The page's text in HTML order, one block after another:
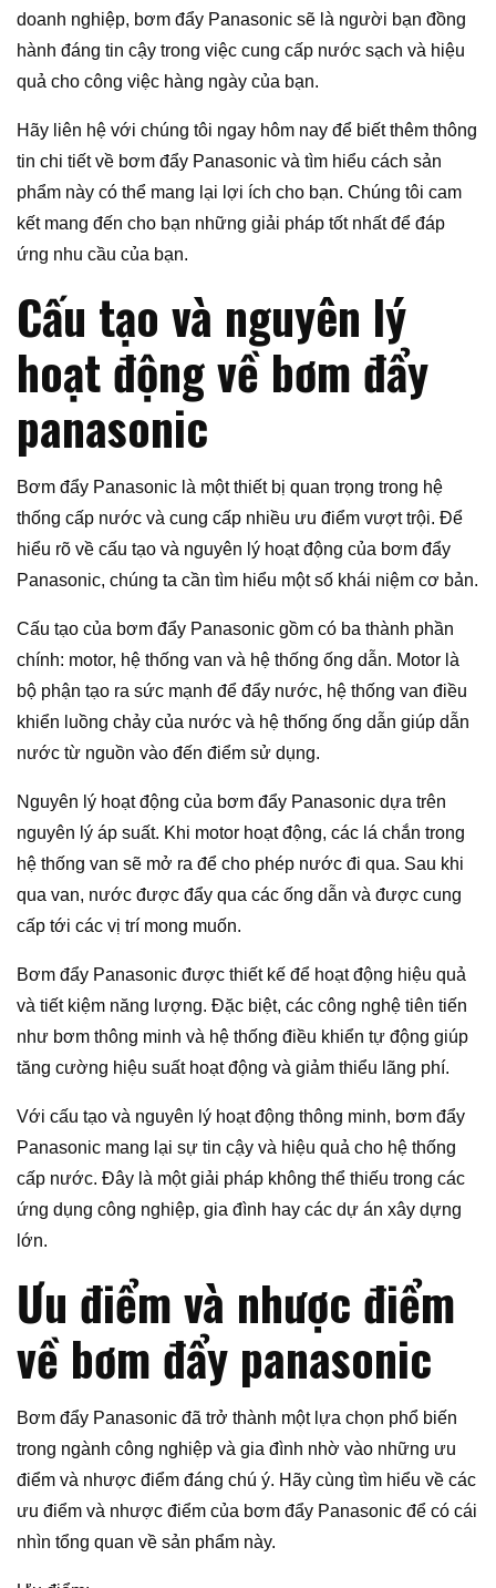
doanh nghiệp, bơm đẩy Panasonic sẽ là người bạn đồng
hành đáng tin cậy trong việc cung cấp nước sạch và hiệu
quả cho công việc hàng ngày của bạn.
Hãy liên hệ với chúng tôi ngay hôm nay để biết thêm thông
tin chi tiết về bơm đẩy Panasonic và tìm hiểu cách sản
phẩm này có thể mang lại lợi ích cho bạn. Chúng tôi cam
kết mang đến cho bạn những giải pháp tốt nhất để đáp
ứng nhu cầu của bạn.
Cấu tạo và nguyên lý
hoạt động về bơm đẩy
panasonic
Bơm đẩy Panasonic là một thiết bị quan trọng trong hệ
thống cấp nước và cung cấp nhiều ưu điểm vượt trội. Để
hiểu rõ về cấu tạo và nguyên lý hoạt động của bơm đẩy
Panasonic, chúng ta cần tìm hiểu một số khái niệm cơ bản.
Cấu tạo của bơm đẩy Panasonic gồm có ba thành phần
chính: motor, hệ thống van và hệ thống ống dẫn. Motor là
bộ phận tạo ra sức mạnh để đẩy nước, hệ thống van điều
khiển luồng chảy của nước và hệ thống ống dẫn giúp dẫn
nước từ nguồn vào đến điểm sử dụng.
Nguyên lý hoạt động của bơm đẩy Panasonic dựa trên
nguyên lý áp suất. Khi motor hoạt động, các lá chắn trong
hệ thống van sẽ mở ra để cho phép nước đi qua. Sau khi
qua van, nước được đẩy qua các ống dẫn và được cung
cấp tới các vị trí mong muốn.
Bơm đẩy Panasonic được thiết kế để hoạt động hiệu quả
và tiết kiệm năng lượng. Đặc biệt, các công nghệ tiên tiến
như bơm thông minh và hệ thống điều khiển tự động giúp
tăng cường hiệu suất hoạt động và giảm thiểu lãng phí.
Với cấu tạo và nguyên lý hoạt động thông minh, bơm đẩy
Panasonic mang lại sự tin cậy và hiệu quả cho hệ thống
cấp nước. Đây là một giải pháp không thể thiếu trong các
ứng dụng công nghiệp, gia đình hay các dự án xây dựng
lớn.
Ưu điểm và nhược điểm
về bơm đẩy panasonic
Bơm đẩy Panasonic đã trở thành một lựa chọn phổ biến
trong ngành công nghiệp và gia đình nhờ vào những ưu
điểm và nhược điểm đáng chú ý. Hãy cùng tìm hiểu về các
ưu điểm và nhược điểm của bơm đẩy Panasonic để có cái
nhìn tổng quan về sản phẩm này.